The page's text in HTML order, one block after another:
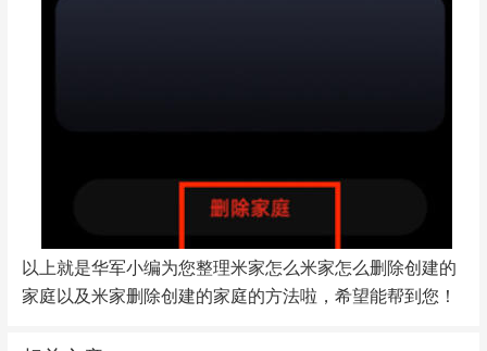
以上就是华军小编为您整理米家怎么米家怎么删除创建的
家庭以及米家删除创建的家庭的方法啦，希望能帮到您！